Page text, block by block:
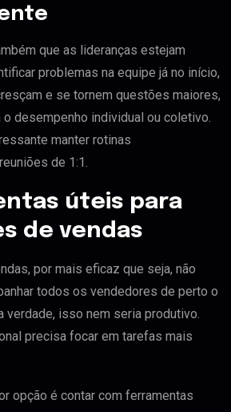
que as lideranças estejam
problemas na equipe já no início,
e se tornem questões maiores,
o desempenho individual ou coletivo.
manter rotinas
de 1:1.
úteis para
de vendas
por mais eficaz que seja, não
todos os vendedores de perto o
verdade, isso nem seria produtivo.
precisa focar em tarefas mais
opção é contar com ferramentas